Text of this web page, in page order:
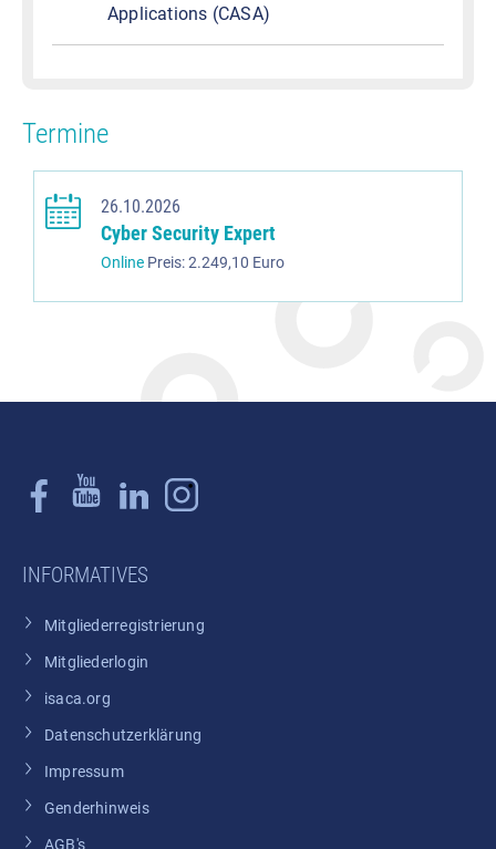
Applications (CASA)
Termine
26.10.2026
Cyber Security Expert
Online Preis: 2.249,10 Euro
INFORMATIVES
Mitgliederregistrierung
Mitgliederlogin
isaca.org
Datenschutzerklärung
Impressum
Genderhinweis